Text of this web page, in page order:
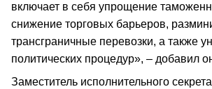
включает в себя упрощение
снижение торговых барьеров,
трансграничные перевозки, а также
политических процедур», – добавил
Заместитель исполнительного